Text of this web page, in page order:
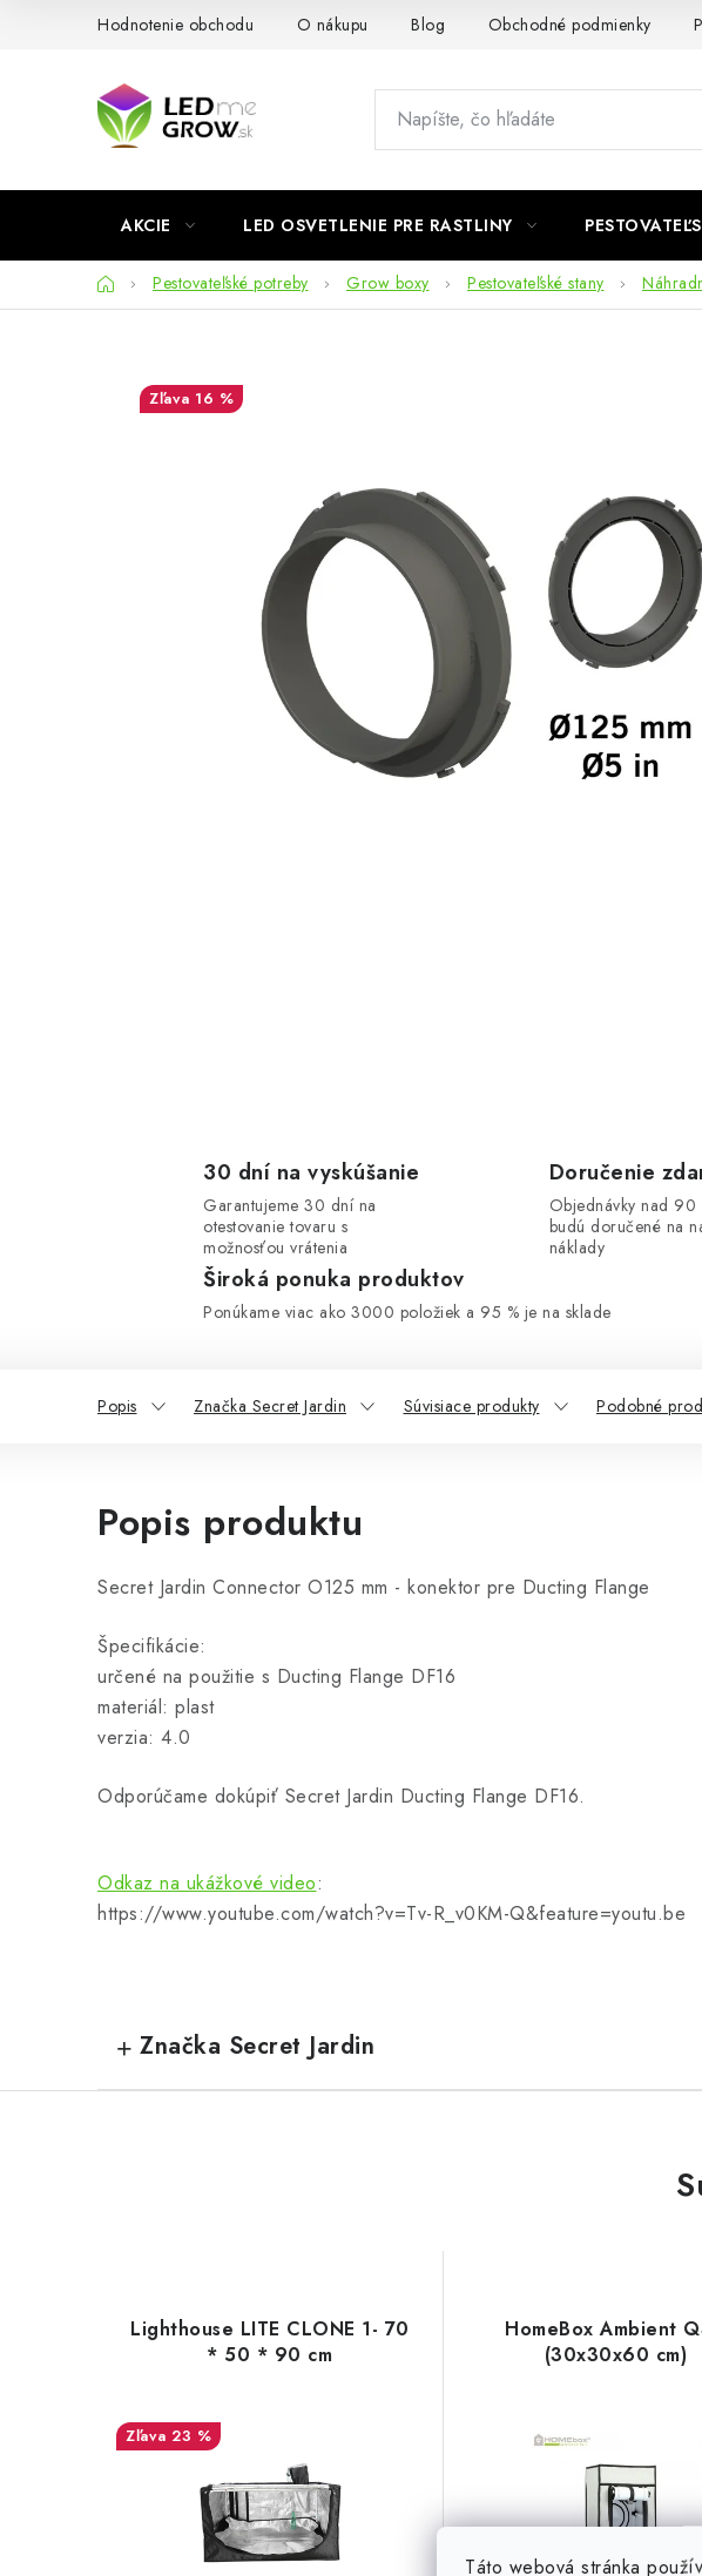
Táto webová stránka
Hodnotenie obchodu O nákupu Blog Obchodné podmienky
AKCIE LED OSVETLENIE PRE RASTLINY
DomovPestovateľské potreby Grow boxy Pestovateľské stany
16 %
30 dní na vyskúšanie
Garantujeme 30 dní na
otestovanie tovaru s
možnosťou vrátenia
Doručenie
Objednávky nad 90
budú doručené na
náklady
Široká ponuka produktov
Ponúkame viac ako 3000 položiek a 95 % je na sklade
Popis Značka Secret Jardin Súvisiace produkty Podobné
Popis produktu
Secret Jardin Connector O125 mm - konektor pre Ducting Flange
Špecifikácie:
určené na použitie s Ducting Flange DF16
materiál: plast
verzia: 4.0
Odporúčame dokúpiť Secret Jardin Ducting Flange DF16.
Odkaz na ukážkové video:
https://www.youtube.com/watch?v=Tv-R_v0KM-Q&feature=youtu.be
Značka Secret Jardin
Lighthouse LITE CLONE 1- 70
* 50 * 90 cm
23 %
HomeBox Ambient
(30x30x60 cm)